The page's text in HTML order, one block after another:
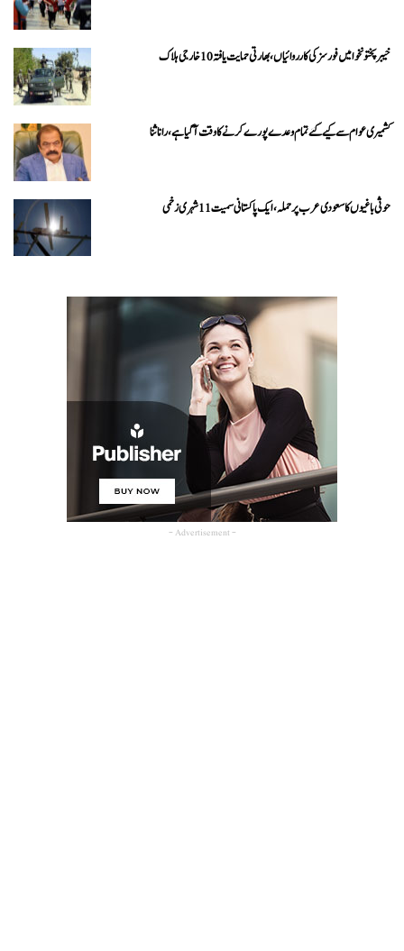
خیبرپختونخوا میں فورسز کی کارروائیاں، بھارتی حمایت یافتہ 10 خارجی ہلاک
کشمیری عوام سے کیے گئے تمام وعدے پورے کرنے کا وقت آ گیا ہے، رانا ثنا
حوثی باغیوں کا سعودی عرب پر حملہ، ایک پاکستانی سمیت 11 شہری زخمی
- Advertisement -